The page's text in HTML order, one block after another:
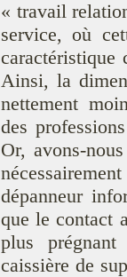
« travail
service, où
caractéristique
Ainsi, la
nettement
des
Or, avons-
dépanneur
que le contact
plus
caissière de